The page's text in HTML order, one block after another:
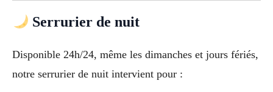
Serrurier de nuit
Disponible 24h/24, même les dimanches et jours fériés,
notre serrurier de nuit intervient pour :